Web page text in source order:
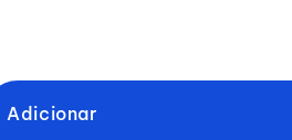
Adicionar